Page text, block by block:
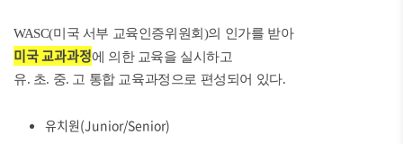
WASC(미국 서부 교육인증위원회)의 인가를 받아
미국 교과과정에 의한 교육을 실시하고
유. 초. 중. 고 통합 교육과정으로 편성되어 있다.
유치원(Junior/Senior)